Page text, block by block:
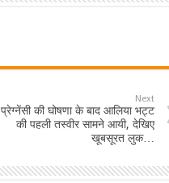
Next
प्रेग्नेंसी की घोषणा के बाद आलिया भट्ट
की पहली तस्वीर सामने आयी, देखिए
खूबसूरत लुक…